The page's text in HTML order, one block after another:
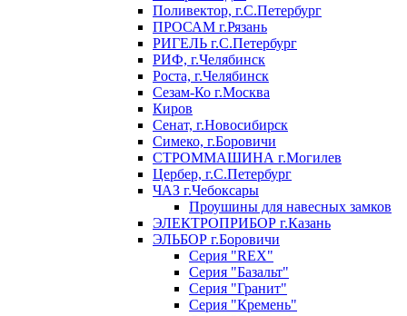
Поливектор, г.С.Петербург
ПРОСАМ г.Рязань
РИГЕЛЬ г.С.Петербург
РИФ, г.Челябинск
Роста, г.Челябинск
Сезам-Ко г.Москва
Киров
Сенат, г.Новосибирск
Симеко, г.Боровичи
СТРОММАШИНА г.Могилев
Цербер, г.С.Петербург
ЧАЗ г.Чебоксары
Проушины для навесных замков
ЭЛЕКТРОПРИБОР г.Казань
ЭЛЬБОР г.Боровичи
Серия "REX"
Серия "Базальт"
Серия "Гранит"
Серия "Кремень"